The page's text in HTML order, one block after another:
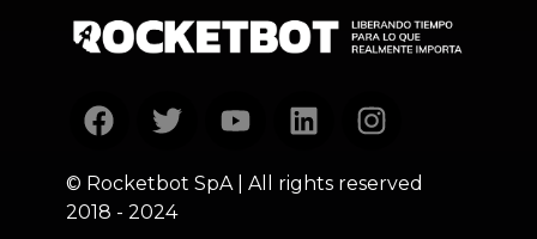
Rocketbot
homepage
FacebookTwitterYoutubeLinkedinInstagram
© Rocketbot SpA | All rights reserved
2018 - 2024